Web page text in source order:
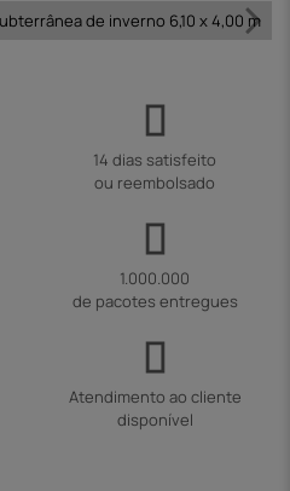
de inverno 6,10 x 4,00 m
14 dias satisfeito
ou reembolsado
1.000.000
de pacotes entregues
Atendimento ao cliente
disponível